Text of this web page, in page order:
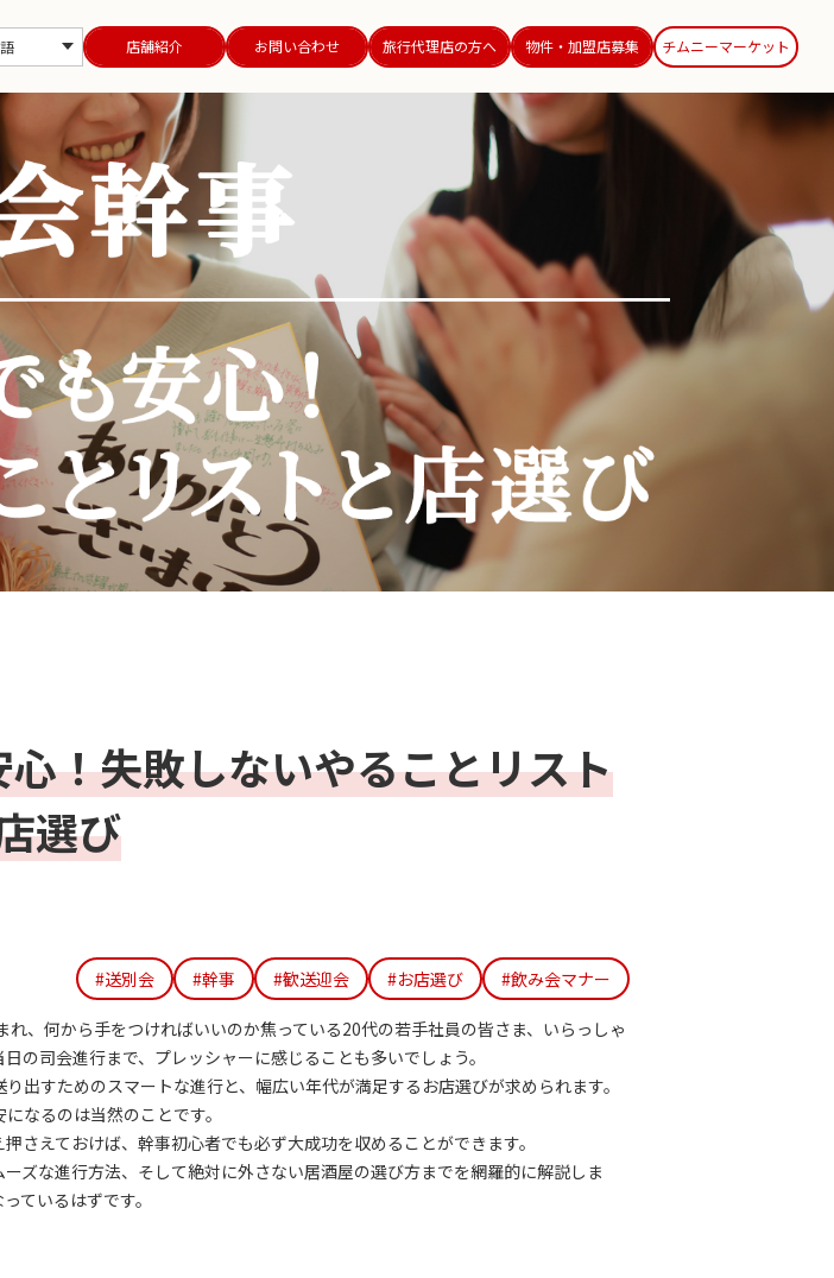
店舗紹介 お問い合わせ 旅行代理店の方へ 物件・加盟店募集 チムニーマーケット
！失敗しないやることリスト
選び
#送別会 #幹事 #歓送迎会 #お店選び #飲み会マナー
、何から手をつければいいのか焦っている20代の若手社員の皆さま、いらっしゃ
の司会進行まで、プレッシャーに感じることも多いでしょう。
すためのスマートな進行と、幅広い年代が満足するお店選びが求められます。
なるのは当然のことです。
さえておけば、幹事初心者でも必ず大成功を収めることができます。
ズな進行方法、そして絶対に外さない居酒屋の選び方までを網羅的に解説しま
ているはずです。